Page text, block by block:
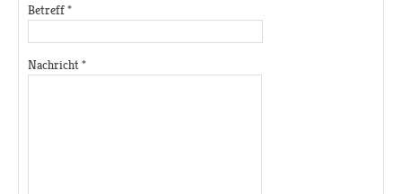
Betreff*
Nachricht*